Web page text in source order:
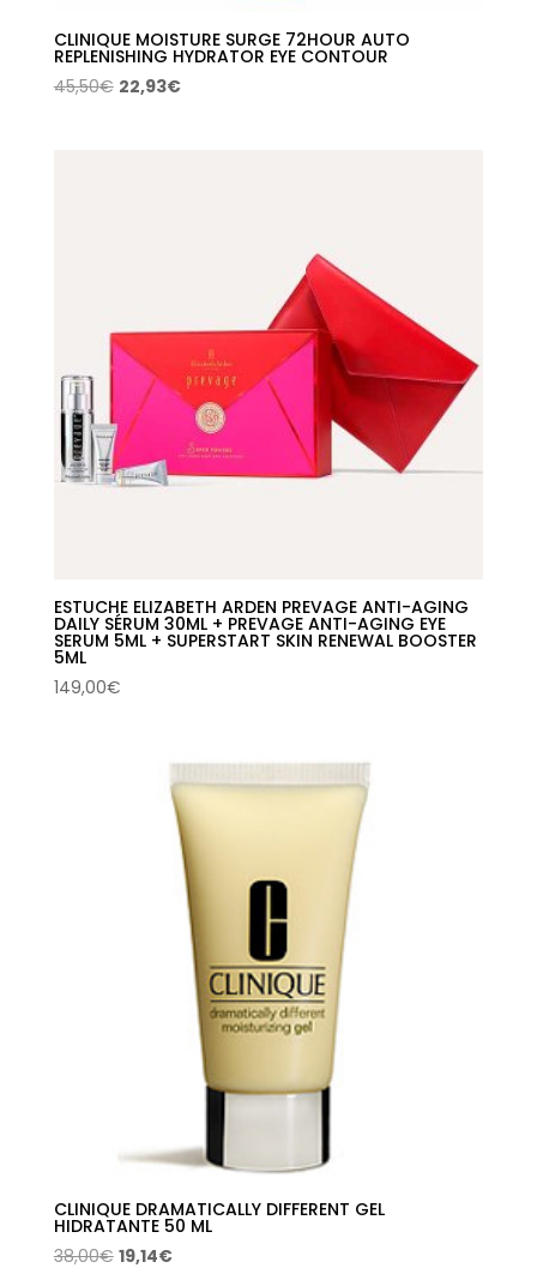
CLINIQUE MOISTURE SURGE 72HOUR AUTO
REPLENISHING HYDRATOR EYE CONTOUR
45,50€ El
22,93€El
ESTUCHE ELIZABETH ARDEN PREVAGE ANTI-AGING
DAILY SÉRUM 30ML + PREVAGE ANTI-AGING EYE
SERUM 5ML + SUPERSTART SKIN RENEWAL BOOSTER
5ML
149,00€
CLINIQUE DRAMATICALLY DIFFERENT GEL
HIDRATANTE 50 ML
38,00€ El
19,14€El